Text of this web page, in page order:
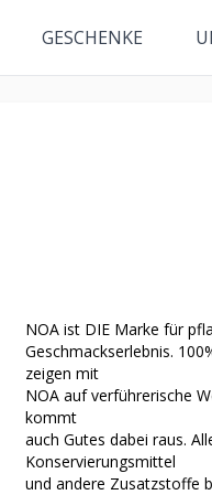
GESCHENKE
NOA ist DIE Marke für
Geschmackserlebnis.
zeigen mit
NOA auf verführerische
kommt
auch Gutes dabei raus.
Konservierungsmittel
und andere Zusatzstoffe